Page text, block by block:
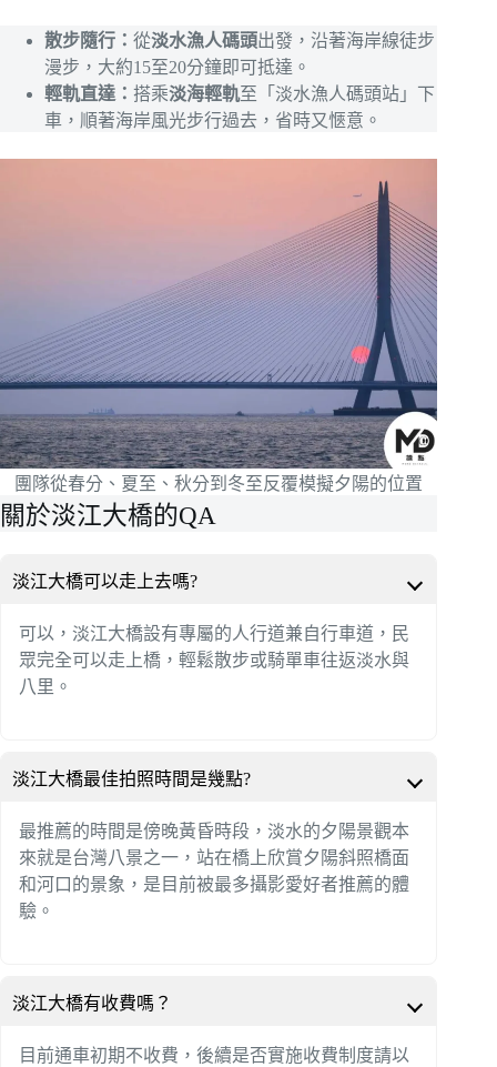
散步隨行： 從淡水漁人碼頭出發，沿著海岸線徒步
漫步，大約15至20分鐘即可抵達。
輕軌直達： 搭乘淡海輕軌至「淡水漁人碼頭站」下
車，順著海岸風光步行過去，省時又愜意。
團隊從春分、夏至、秋分到冬至反覆模擬夕陽的位置
關於淡江大橋的QA
淡江大橋可以走上去嗎?
可以，淡江大橋設有專屬的人行道兼自行車道，民
眾完全可以走上橋，輕鬆散步或騎單車往返淡水與
八里。
淡江大橋最佳拍照時間是幾點?
最推薦的時間是傍晚黃昏時段，淡水的夕陽景觀本
來就是台灣八景之一，站在橋上欣賞夕陽斜照橋面
和河口的景象，是目前被最多攝影愛好者推薦的體
驗。
淡江大橋有收費嗎？
目前通車初期不收費，後續是否實施收費制度請以